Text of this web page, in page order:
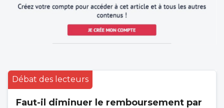
Débat des lecteurs
Faut-il diminuer le remboursement par